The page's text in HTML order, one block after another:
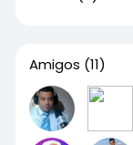
Amigos (11)